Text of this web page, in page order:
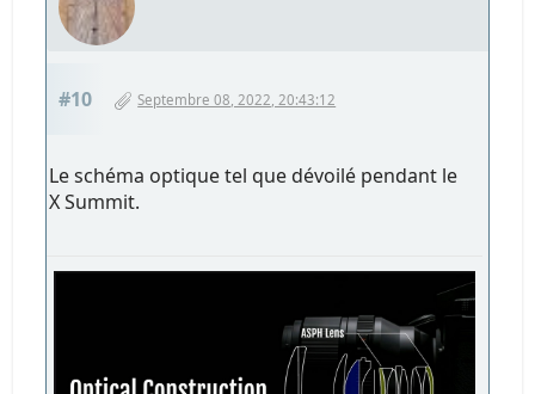
#10 Septembre 08, 2022, 20:43:12
Le schéma optique tel que dévoilé pendant le
X Summit.